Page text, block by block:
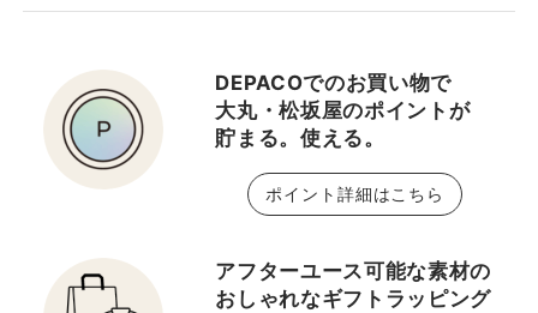
DEPACOでのお買い物で
大丸・松坂屋のポイントが
貯まる。使える。
ポイント詳細はこちら
アフターユース可能な素材の
おしゃれなギフトラッピング